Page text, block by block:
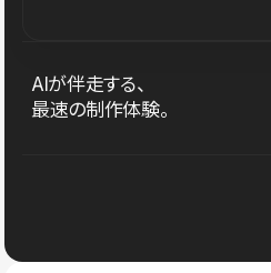
AIが伴走する、
最速の制作体験。